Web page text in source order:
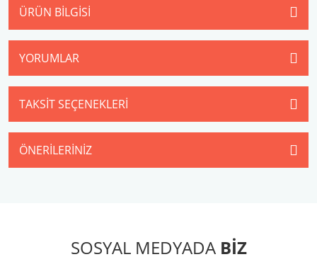
ÜRÜN BILGISI
YORUMLAR
TAKSIT SEÇENEKLERI
ÖNERILERINIZ
SOSYAL MEDYADA BİZ